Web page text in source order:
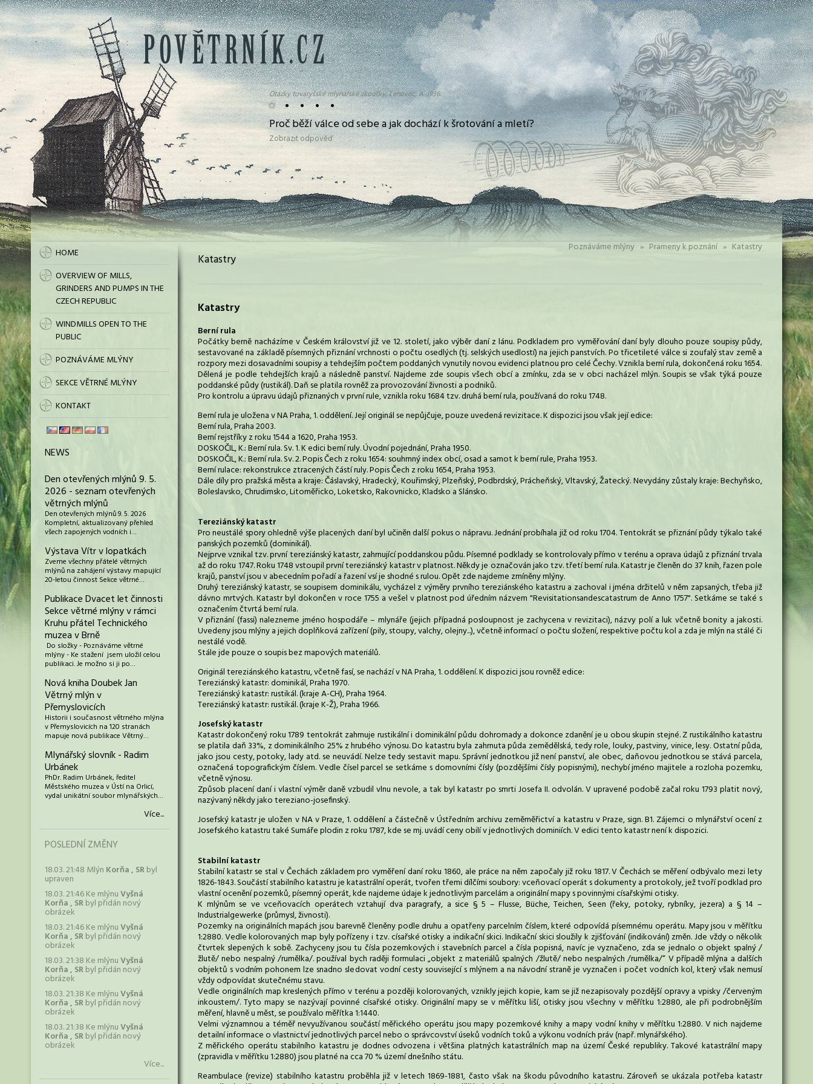
• • • • •
Otázky tovaryšské mlynářské zkoušky, Lehovec, A. 1936:
Proč běží válce od sebe a jak dochází k šrotování a mletí?
Zobrazit odpověď
HOME
OVERVIEW OF MILLS,
GRINDERS AND PUMPS IN THE
CZECH REPUBLIC
WINDMILLS OPEN TO THE
PUBLIC
POZNÁVÁME MLÝNY
SEKCE VĚTRNÉ MLÝNY
KONTAKT
NEWS
Den otevřených mlýnů 9. 5.
2026 - seznam otevřených
větrných mlýnů
Den otevřených mlýnů 9. 5. 2026
Kompletní, aktualizovaný přehled
všech zapojených vodních i…
Výstava Vítr v lopatkách
Zveme všechny přátelé větrných
mlýnů na zahájení výstavy mapující
20-letou činnost Sekce větrné…
Publikace Dvacet let činnosti
Sekce větrné mlýny v rámci
Kruhu přátel Technického
muzea v Brně
Do složky - Poznáváme větrné
mlýny - Ke stažení jsem uložil celou
publikaci. Je možno si ji po…
Nová kniha Doubek Jan
Větrný mlýn v
Přemyslovicích
Historii i současnost větrného mlýna
v Přemyslovicích na 120 stranách
mapuje nová publikace Větrný…
Mlynářský slovník - Radim
Urbánek
PhDr. Radim Urbánek, ředitel
Městského muzea v Ústí na Orlicí,
vydal unikátní soubor mlynářských…
Více...
POSLEDNÍ ZMĚNY
18.03. 21:48 Mlýn Korňa , SRbyl
upraven
18.03. 21:46 Ke mlýnuVyšná
Korňa , SRbyl přidán nový
obrázek
18.03. 21:46 Ke mlýnuVyšná
Korňa , SRbyl přidán nový
obrázek
18.03. 21:38 Ke mlýnuVyšná
Korňa , SRbyl přidán nový
obrázek
18.03. 21:38 Ke mlýnuVyšná
Korňa , SRbyl přidán nový
obrázek
18.03. 21:38 Ke mlýnuVyšná
Korňa , SRbyl přidán nový
obrázek
Více...
Poznáváme mlýny » Prameny k poznání » Katastry
Katastry
Katastry
Berní rula
Počátky berně nacházíme v Českém království již ve 12. století, jako výběr daní z lánu. Podkladem pro vyměřování daní byly dlouho pouze soupisy půdy,
sestavované na základě písemných přiznání vrchnosti o počtu osedlých (tj. selských usedlostí) na jejich panstvích. Po třicetileté válce si zoufalý stav země a
rozpory mezi dosavadními soupisy a tehdejším počtem poddaných vynutily novou evidenci platnou pro celé Čechy. Vznikla berní rula, dokončená roku 1654.
Dělená je podle tehdejších krajů a následně panství. Najdeme zde soupis všech obcí a zmínku, zda se v obci nacházel mlýn. Soupis se však týká pouze
poddanské půdy (rustikál). Daň se platila rovněž za provozování živnosti a podniků.
Pro kontrolu a úpravu údajů přiznaných v první rule, vznikla roku 1684 tzv. druhá berní rula, používaná do roku 1748.
Berní rula je uložena v NA Praha, 1. oddělení. Její originál se nepůjčuje, pouze uvedená revizitace. K dispozici jsou však její edice:
Berní rula, Praha 2003.
Berní rejstříky z roku 1544 a 1620, Praha 1953.
DOSKOČIL, K.: Berní rula. Sv. 1. K edici berní ruly. Úvodní pojednání, Praha 1950.
DOSKOČIL, K.: Berní rula. Sv. 2. Popis Čech z roku 1654: souhrnný index obcí, osad a samot k berní rule, Praha 1953.
Berní rulace: rekonstrukce ztracených částí ruly. Popis Čech z roku 1654, Praha 1953.
Dále díly pro pražská města a kraje: Čáslavský, Hradecký, Kouřimský, Plzeňský, Podbrdský, Prácheňský, Vltavský, Žatecký. Nevydány zůstaly kraje: Bechyňsko,
Boleslavsko, Chrudimsko, Litoměřicko, Loketsko, Rakovnicko, Kladsko a Slánsko.
Tereziánský katastr
Pro neustálé spory ohledně výše placených daní byl učiněn další pokus o nápravu. Jednání probíhala již od roku 1704. Tentokrát se přiznání půdy týkalo také
panských pozemků (dominikál).
Nejprve vznikal tzv. první tereziánský katastr, zahrnující poddanskou půdu. Písemné podklady se kontrolovaly přímo v terénu a oprava údajů z přiznání trvala
až do roku 1747. Roku 1748 vstoupil první tereziánský katastr v platnost. Někdy je označován jako tzv. třetí berní rula. Katastr je členěn do 37 knih, řazen pole
krajů, panství jsou v abecedním pořadí a řazení vsí je shodné s rulou. Opět zde najdeme zmíněny mlýny.
Druhý tereziánský katastr, se soupisem dominikálu, vycházel z výměry prvního tereziánského katastru a zachoval i jména držitelů v něm zapsaných, třeba již
dávno mrtvých. Katastr byl dokončen v roce 1755 a vešel v platnost pod úředním názvem "Revisitationsandescatastrum de Anno 1757". Setkáme se také s
označením čtvrtá berní rula.
V přiznání (fassi) nalezneme jméno hospodáře – mlynáře (jejich případná posloupnost je zachycena v revizitaci), názvy polí a luk včetně bonity a jakosti.
Uvedeny jsou mlýny a jejich doplňková zařízení (pily, stoupy, valchy, olejny...), včetně informací o počtu složení, respektive počtu kol a zda je mlýn na stálé či
nestálé vodě.
Stále jde pouze o soupis bez mapových materiálů.
Originál tereziánského katastru, včetně fasí, se nachází v NA Praha, 1. oddělení. K dispozici jsou rovněž edice:
Tereziánský katastr: dominikál, Praha 1970.
Tereziánský katastr: rustikál. (kraje A-CH), Praha 1964.
Tereziánský katastr: rustikál. (kraje K-Ž), Praha 1966.
Josefský katastr
Katastr dokončený roku 1789 tentokrát zahrnuje rustikální i dominikální půdu dohromady a dokonce zdanění je u obou skupin stejné. Z rustikálního katastru
se platila daň 33%, z dominikálního 25% z hrubého výnosu. Do katastru byla zahrnuta půda zemědělská, tedy role, louky, pastviny, vinice, lesy. Ostatní půda,
jako jsou cesty, potoky, lady atd. se neuvádí. Nelze tedy sestavit mapu. Správní jednotkou již není panství, ale obec, daňovou jednotkou se stává parcela,
označená topografickým číslem. Vedle čísel parcel se setkáme s domovními čísly (pozdějšími čísly popisnými), nechybí jméno majitele a rozloha pozemku,
včetně výnosu.
Způsob placení daní i vlastní výměr daně vzbudil vlnu nevole, a tak byl katastr po smrti Josefa II. odvolán. V upravené podobě začal roku 1793 platit nový,
nazývaný někdy jako tereziano-josefinský.
Josefský katastr je uložen v NA v Praze, 1. oddělení a částečně v Ústředním archivu zeměměřictví a katastru v Praze, sign. B1. Zájemci o mlynářství ocení z
Josefského katastru také Sumáře plodin z roku 1787, kde se mj. uvádí ceny obilí v jednotlivých dominiích. V edici tento katastr není k dispozici.
Stabilní katastr
Stabilní katastr se stal v Čechách základem pro vyměření daní roku 1860, ale práce na něm započaly již roku 1817. V Čechách se měření odbývalo mezi lety
1826-1843. Součástí stabilního katastru je katastrální operát, tvořen třemi dílčími soubory: vceňovací operát s dokumenty a protokoly, jež tvoří podklad pro
vlastní ocenění pozemků, písemný operát, kde najdeme údaje k jednotlivým parcelám a originální mapy s povinnými císařskými otisky.
K mlýnům se ve vceňovacích operátech vztahují dva paragrafy, a sice § 5 – Flusse, Büche, Teichen, Seen (řeky, potoky, rybníky, jezera) a § 14 –
Industrialgewerke (průmysl, živnosti).
Pozemky na originálních mapách jsou barevně členěny podle druhu a opatřeny parcelním číslem, které odpovídá písemnému operátu. Mapy jsou v měřítku
1:2880. Vedle kolorovaných map byly pořízeny i tzv. císařské otisky a indikační skici. Indikační skici sloužily k zjišťování (indikování) změn. Jde vždy o několik
čtvrtek slepených k sobě. Zachyceny jsou tu čísla pozemkových i stavebních parcel a čísla popisná, navíc je vyznačeno, zda se jednalo o objekt spalný /
žlutě/ nebo nespalný /rumělka/. používal bych raději formulaci „objekt z materiálů spalných /žlutě/ nebo nespalných /rumělka/“ V případě mlýna a dalších
objektů s vodním pohonem lze snadno sledovat vodní cesty související s mlýnem a na návodní straně je vyznačen i počet vodních kol, který však nemusí
vždy odpovídat skutečnému stavu.
Vedle originálních map kreslených přímo v terénu a později kolorovaných, vznikly jejich kopie, kam se již nezapisovaly pozdější opravy a vpisky /červeným
inkoustem/. Tyto mapy se nazývají povinné císařské otisky. Originální mapy se v měřítku liší, otisky jsou všechny v měřítku 1:2880, ale při podrobnějším
měření, hlavně u měst, se používalo měřítka 1:1440.
Velmi významnou a téměř nevyužívanou součástí měřického operátu jsou mapy pozemkové knihy a mapy vodní knihy v měřítku 1:2880. V nich najdeme
detailní informace o vlastnictví jednotlivých parcel nebo o správcovství úseků vodních toků a výkonu vodních práv (např. mlynářského).
Z měřického operátu stabilního katastru je dodnes odvozena i většina platných katastrálních map na území České republiky. Takové katastrální mapy
(zpravidla v měřítku 1:2880) jsou platné na cca 70 % území dnešního státu.
Reambulace (revize) stabilního katastru proběhla již v letech 1869-1881, často však na škodu původního katastru. Zároveň se ukázala potřeba katastr